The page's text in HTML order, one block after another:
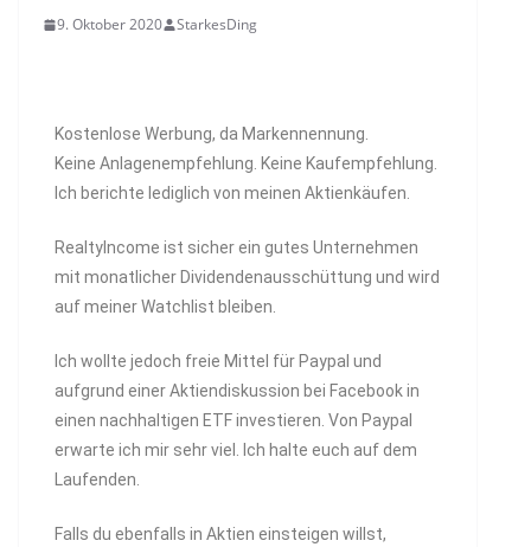
9. Oktober 2020 StarkesDing
Kostenlose Werbung, da Markennennung.
Keine Anlagenempfehlung. Keine Kaufempfehlung.
Ich berichte lediglich von meinen Aktienkäufen.
RealtyIncome ist sicher ein gutes Unternehmen
mit monatlicher Dividendenausschüttung und wird
auf meiner Watchlist bleiben.
Ich wollte jedoch freie Mittel für Paypal und
aufgrund einer Aktiendiskussion bei Facebook in
einen nachhaltigen ETF investieren. Von Paypal
erwarte ich mir sehr viel. Ich halte euch auf dem
Laufenden.
Falls du ebenfalls in Aktien einsteigen willst,